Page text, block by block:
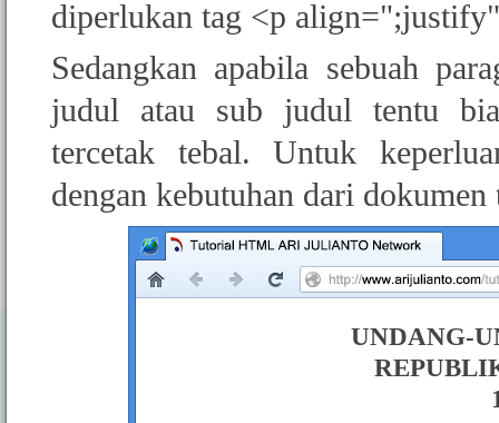
diperlukan tag <p
Sedangkan apabila sebuah
judul atau sub judul tentu
tercetak tebal. Untuk
dengan kebutuhan dari dokumen
UNDANG-